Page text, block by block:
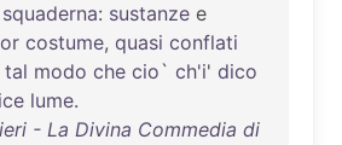
squaderna: sustanze e
costume, quasi conflati
tal modo che cio` ch'i' dico
lume.
- La Divina Commedia di